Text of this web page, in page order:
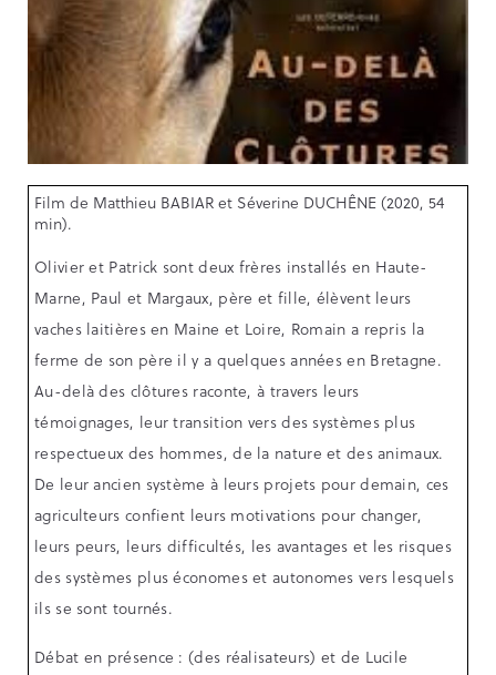
Film de Matthieu BABIAR et Séverine DUCHÊNE (2020, 54
min).
Olivier et Patrick sont deux frères installés en Haute-
Marne, Paul et Margaux, père et fille, élèvent leurs
vaches laitières en Maine et Loire, Romain a repris la
ferme de son père il y a quelques années en Bretagne.
Au-delà des clôtures raconte, à travers leurs
témoignages, leur transition vers des systèmes plus
respectueux des hommes, de la nature et des animaux.
De leur ancien système à leurs projets pour demain, ces
agriculteurs confient leurs motivations pour changer,
leurs peurs, leurs difficultés, les avantages et les risques
des systèmes plus économes et autonomes vers lesquels
ils se sont tournés.
Débat en présence : (des réalisateurs) et de Lucile